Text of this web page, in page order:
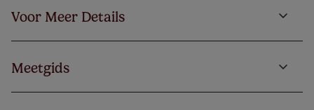
Voor Meer Details
Meetgids